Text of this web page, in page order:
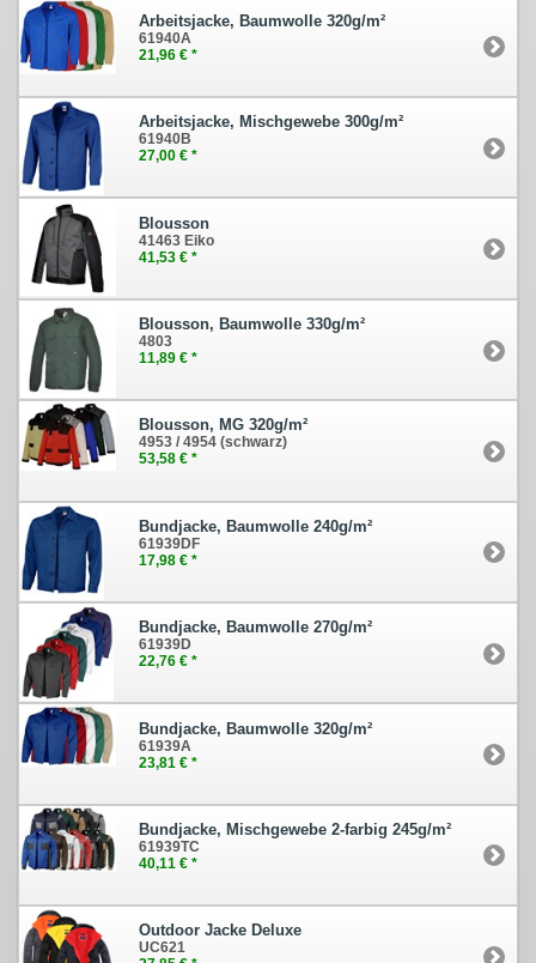
Arbeitsjacke, Baumwolle 320g/m²
61940A
21,96 € *
Arbeitsjacke, Mischgewebe 300g/m²
61940B
27,00 € *
Blousson
41463 Eiko
41,53 € *
Blousson, Baumwolle 330g/m²
4803
11,89 € *
Blousson, MG 320g/m²
4953 / 4954 (schwarz)
53,58 € *
Bundjacke, Baumwolle 240g/m²
61939DF
17,98 € *
Bundjacke, Baumwolle 270g/m²
61939D
22,76 € *
Bundjacke, Baumwolle 320g/m²
61939A
23,81 € *
Bundjacke, Mischgewebe 2-farbig 245g/m²
61939TC
40,11 € *
Outdoor Jacke Deluxe
UC621